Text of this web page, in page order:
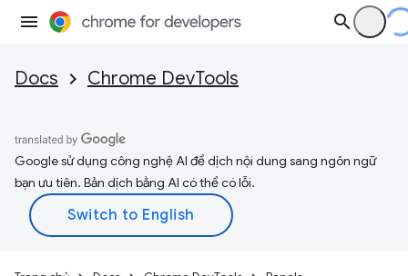
Docs Chrome DevTools
Google sử dụng công nghệ AI để dịch nội dung sang ngôn ngữ
bạn ưu tiên. Bản dịch bằng AI có thể có lỗi.